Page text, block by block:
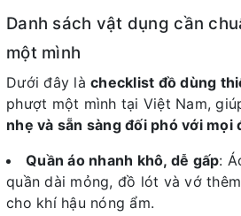
Danh sách vật dụng cần
một mình
Dưới đây là checklist đồ dùng
phượt một mình tại Việt Nam,
nhẹ và sẵn sàng đối phó với
Quần áo nhanh khô, dễ gấp:
quần dài mỏng, đồ lót và vớ
cho khí hậu nóng ẩm.